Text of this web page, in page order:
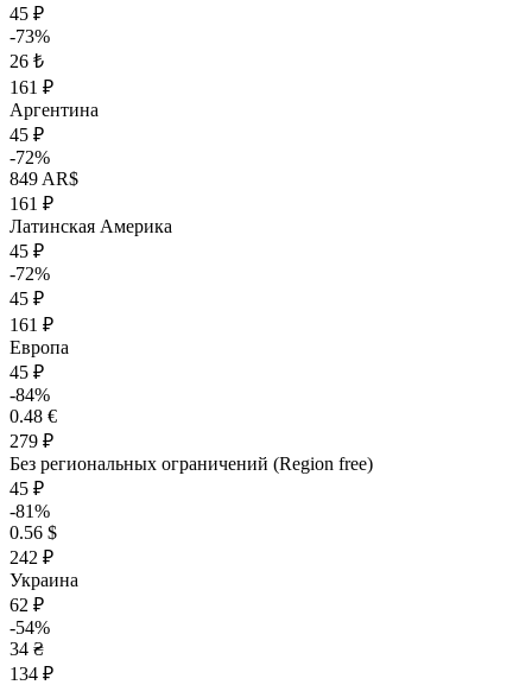
45 ₽
-73%
26 ₺
161 ₽
Аргентина
45 ₽
-72%
849 AR$
161 ₽
Латинская Америка
45 ₽
-72%
45 ₽
161 ₽
Европа
45 ₽
-84%
0.48 €
279 ₽
Без региональных ограничений (Region free)
45 ₽
-81%
0.56 $
242 ₽
Украина
62 ₽
-54%
34 ₴
134 ₽